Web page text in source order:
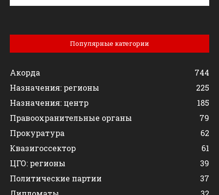
Популярные категории
Акорда
744
Назначения: регионы
225
Назначения: центр
185
Правоохранительные органы
79
Прокуратура
62
Квазигоссектор
61
ЦГО: регионы
39
Политические партии
37